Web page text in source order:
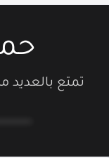
تمتع بالعديد